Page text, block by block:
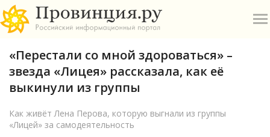
«Перестали со мной здороваться» –
звезда «Лицея» рассказала, как её
выкинули из группы
Как живёт Лена Перова, которую выгнали из группы
«Лицей» за самодеятельность